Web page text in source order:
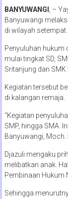
BANYUWANGI
, –
Banyuwangi
di wilayah setempat.
Penyuluhan hukum
mulai tingkat SD,
Sritanjung dan SMK
Kegiatan tersebut
di kalangan remaja.
“Kegiatan
SMP, hingga SMA.
Banyuwangi,
Djazuli mengaku
melibatkan anak.
Pembinaan Hukum
Sehingga